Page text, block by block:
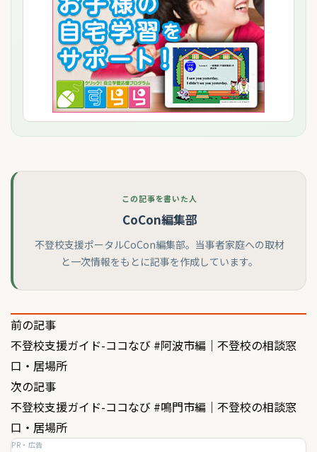
この記事を書いた人
CoCon編集部
不登校支援ポータルCoCon編集部。当事者家庭への取材
と一次情報をもとに記事を作成しています。
投
稿
ナ
ビ
ゲ
前の記事
不登校支援ガイド-ココなび #阿波市編｜不登校の相談窓
口・居場所
次の記事
不登校支援ガイド-ココなび #鳴門市編｜不登校の相談窓
口・居場所
PR・広告